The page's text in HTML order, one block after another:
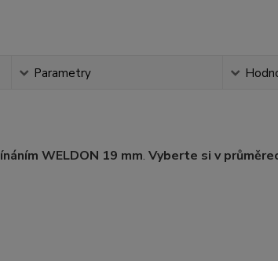
Parametry
WELDON 19 mm. Vyberte si v